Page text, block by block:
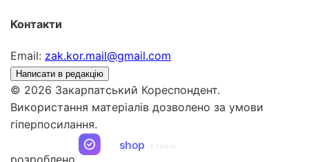
Контакти
Email: zak.kor.mail@gmail.com
Написати в редакцію
© 2026 Закарпатський Кореспондент.
Використання матеріалів дозволено за умови
гіперпосилання.
розроблено
shop STUDIO